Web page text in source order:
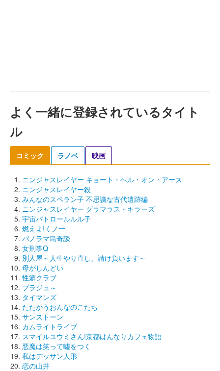
よく一緒に登録されているタイト
ル
コミック ラノベ 映画
ニンジャスレイヤー キョート・ヘル・オン・アース
ニンジャスレイヤー殺
みんなのスペラン子 不思議な古代遺跡編
ニンジャスレイヤー グラマラス・キラーズ
宇宙パトロールルル子
燃えよ!くノ一
パノラマ島奇談
女刑事Q
別人屋～人生やり直し、請け負います～
母がしんどい
性癖クラブ
ブラジュ～
タイマンズ
たたかうおんなのこたち
サンストーン
カムライトライブ
スマイルユウミさん!京都はんなりカフェ物語
悪魔は笑って噓をつく
私はデッサン人形
恋の山井